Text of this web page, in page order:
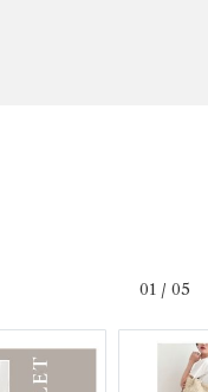
01 / 05